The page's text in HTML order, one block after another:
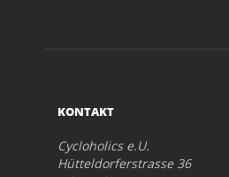
KONTAKT
Cycloholics e.U.
Hütteldorferstrasse 36